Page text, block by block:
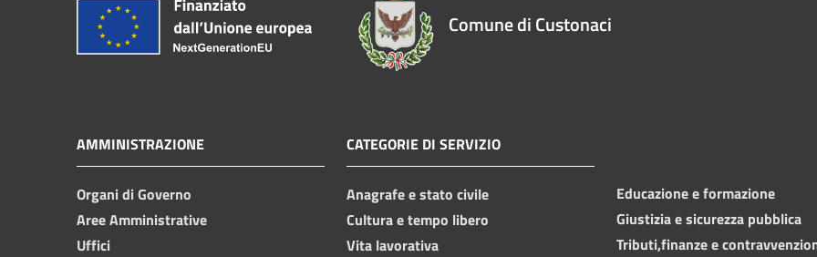
Comune di Custonaci
AMMINISTRAZIONE
Organi di Governo
Aree Amministrative
Uffici
CATEGORIE DI SERVIZIO
Anagrafe e stato civile
Cultura e tempo libero
Vita lavorativa
Educazione e formazione
Giustizia e sicurezza pubblica
Tributi,finanze e